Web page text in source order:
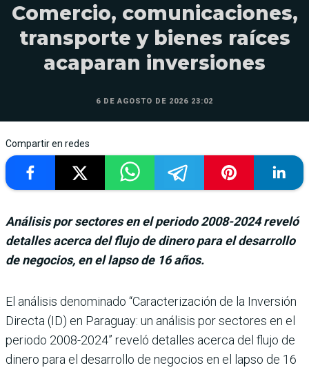
Comercio, comunicaciones,
transporte y bienes raíces
acaparan inversiones
6 DE AGOSTO DE 2026 23:02
Compartir en redes
Análisis por sectores en el periodo 2008-2024 reveló
detalles acerca del flujo de dinero para el desarrollo
de negocios, en el lapso de 16 años.
El análisis denominado “Caracterización de la Inversión
Directa (ID) en Paraguay: un análi­sis por sectores en el
periodo 2008-2024” reveló detalles acerca del flujo de
dinero para el desarrollo de negocios en el lapso de 16